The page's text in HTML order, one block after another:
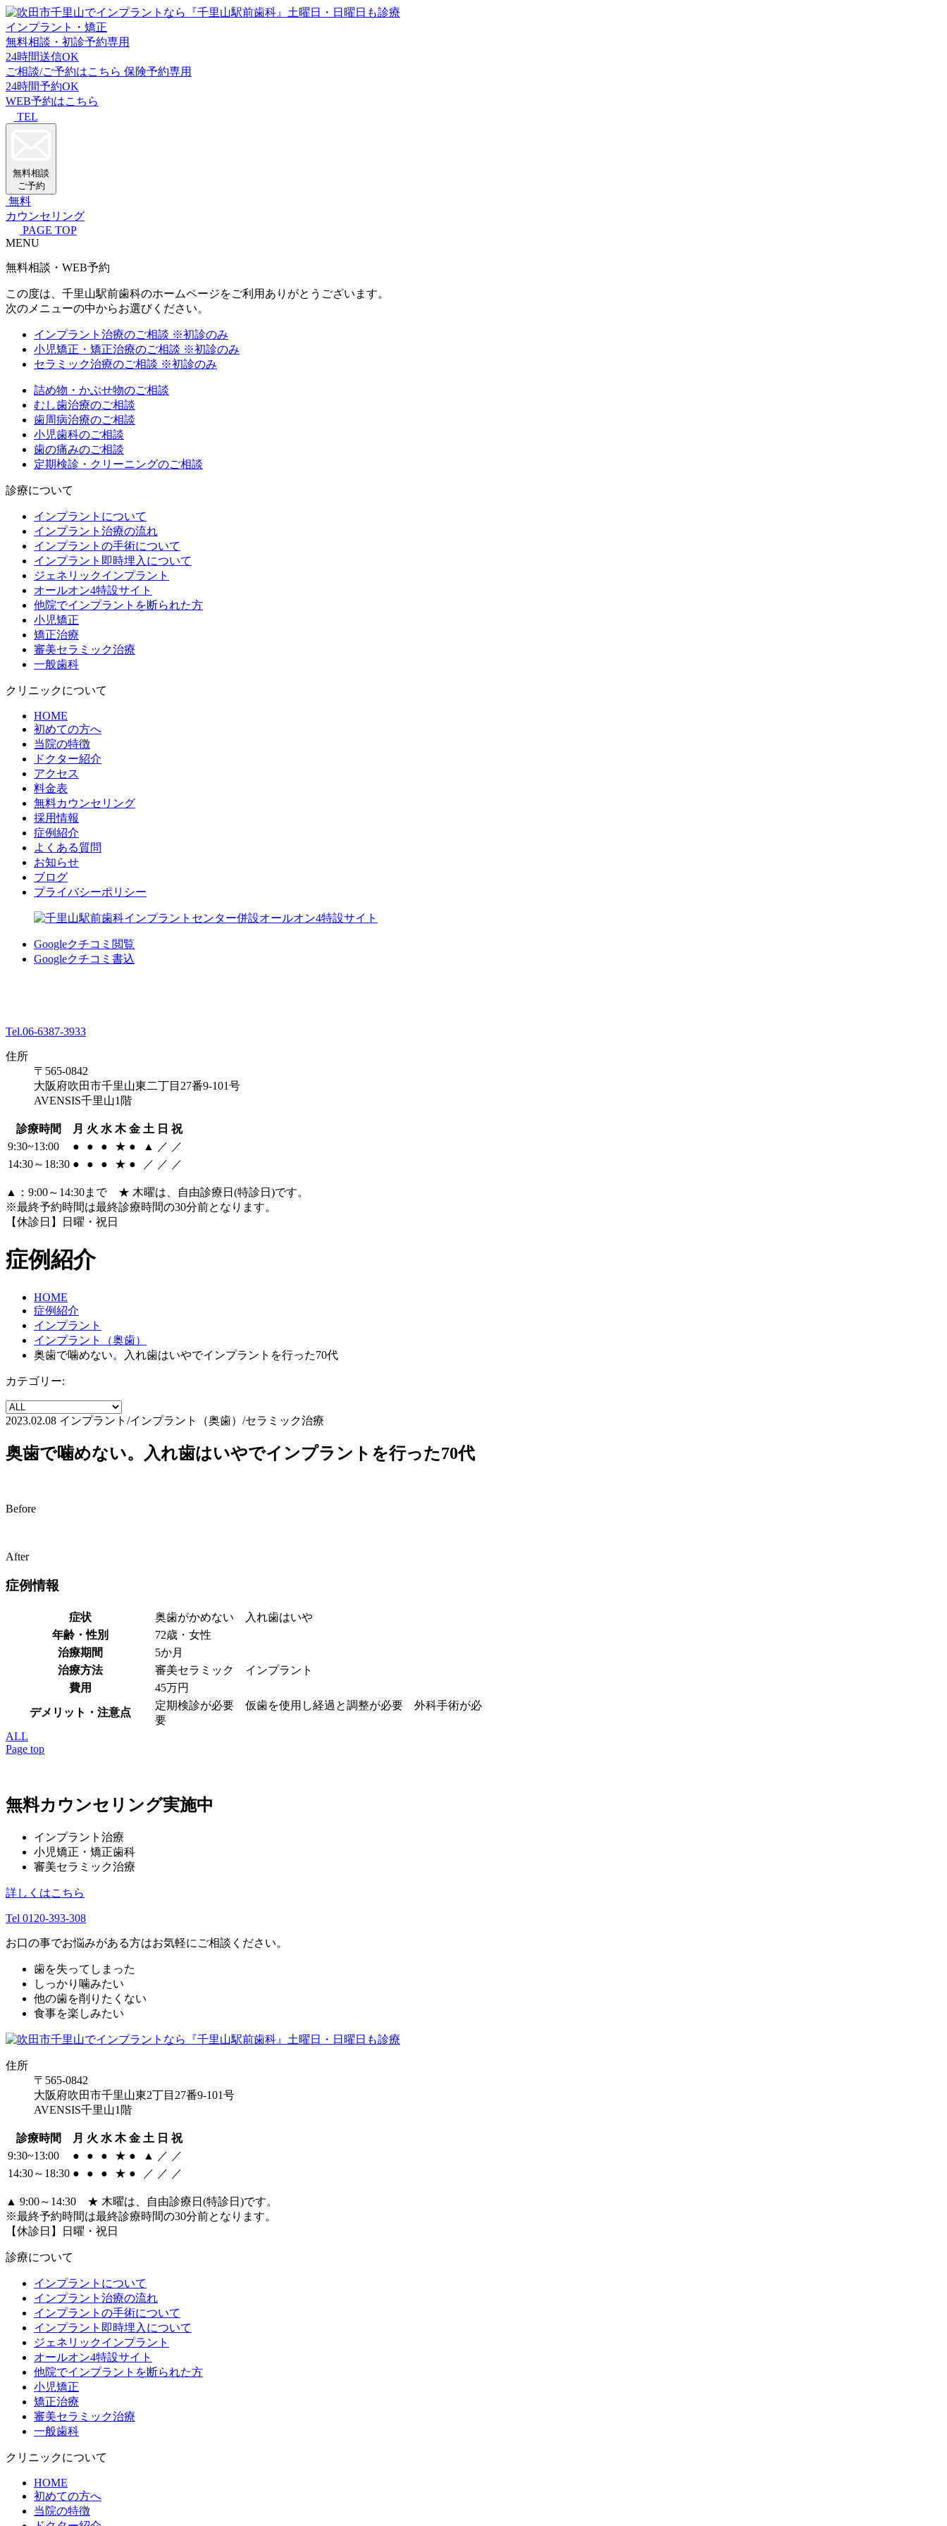
インプラント・矯正
無料相談・初診予約専用
24時間送信OK
ご相談/ご予約はこちら 保険予約専用
24時間予約OK
WEB予約はこちら
TEL
無料相談
ご予約
無料
カウンセリング
PAGE TOP
MENU
無料相談・WEB予約
この度は、千里山駅前歯科のホームページをご利用ありがとうございます。
次のメニューの中からお選びください。
インプラント治療のご相談 ※初診のみ
小児矯正・矯正治療のご相談 ※初診のみ
セラミック治療のご相談 ※初診のみ
詰め物・かぶせ物のご相談
むし歯治療のご相談
歯周病治療のご相談
小児歯科のご相談
歯の痛みのご相談
定期検診・クリーニングのご相談
診療について
インプラントについて
インプラント治療の流れ
インプラントの手術について
インプラント即時埋入について
ジェネリックインプラント
オールオン4特設サイト
他院でインプラントを断られた方
小児矯正
矯正治療
審美セラミック治療
一般歯科
クリニックについて
HOME
初めての方へ
当院の特徴
ドクター紹介
アクセス
料金表
無料カウンセリング
採用情報
症例紹介
よくある質問
お知らせ
ブログ
プライバシーポリシー
Googleクチコミ閲覧
Googleクチコミ書込
Tel.06-6387-3933
住所
〒565-0842
大阪府吹田市千里山東二丁目27番9-101号
AVENSIS千里山1階
診療時間 月 火 水 木 金 土 日 祝
9:30~13:00
● ● ● ★ ● ▲ ／ ／
14:30～18:30 ● ● ● ★ ● ／ ／ ／
▲：9:00～14:30まで ★ 木曜は、自由診療日(特診日)です。
※最終予約時間は最終診療時間の30分前となります。
【休診日】日曜・祝日
症例紹介
HOME
症例紹介
インプラント
インプラント（奥歯）
奥歯で噛めない。入れ歯はいやでインプラントを行った70代
カテゴリー:
2023.02.08 インプラント/インプラント（奥歯）/セラミック治療
奥歯で噛めない。入れ歯はいやでインプラントを行った70代
Before
After
症例情報
症状
奥歯がかめない 入れ歯はいや
年齢・性別
72歳・女性
治療期間
5か月
治療方法
審美セラミック インプラント
費用
45万円
デメリット・注意点
定期検診が必要 仮歯を使用し経過と調整が必要 外科手術が必
要
ALL
Page top
無料カウンセリング実施中
インプラント治療
小児矯正・矯正歯科
審美セラミック治療
詳しくはこちら
Tel 0120-393-308
お口の事でお悩みがある方はお気軽にご相談ください。
歯を失ってしまった
しっかり噛みたい
他の歯を削りたくない
食事を楽しみたい
住所
〒565-0842
大阪府吹田市千里山東2丁目27番9-101号
AVENSIS千里山1階
診療時間 月 火 水 木 金 土 日 祝
9:30~13:00
● ● ● ★ ● ▲ ／ ／
14:30～18:30 ● ● ● ★ ● ／ ／ ／
▲ 9:00～14:30 ★ 木曜は、自由診療日(特診日)です。
※最終予約時間は最終診療時間の30分前となります。
【休診日】日曜・祝日
診療について
インプラントについて
インプラント治療の流れ
インプラントの手術について
インプラント即時埋入について
ジェネリックインプラント
オールオン4特設サイト
他院でインプラントを断られた方
小児矯正
矯正治療
審美セラミック治療
一般歯科
クリニックについて
HOME
初めての方へ
当院の特徴